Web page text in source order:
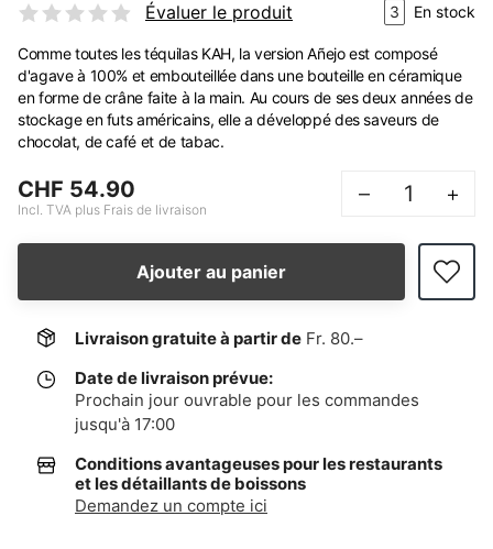
Évaluer le produit 3 En stock
Comme toutes les téquilas KAH, la version Añejo est composé
d'agave à 100% et embouteillée dans une bouteille en céramique
en forme de crâne faite à la main. Au cours de ses deux années de
stockage en futs américains, elle a développé des saveurs de
chocolat, de café et de tabac.
CHF 54.90
Incl. TVA plus Frais de livraison
– +
Ajouter au panier
Livraison gratuite à partir de Fr. 80.–
Date de livraison prévue:
Prochain jour ouvrable pour les commandes
jusqu'à 17:00
Conditions avantageuses pour les restaurants
et les détaillants de boissons
Demandez un compte ici